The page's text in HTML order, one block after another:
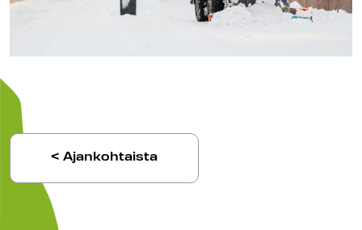
< Ajankohtaista